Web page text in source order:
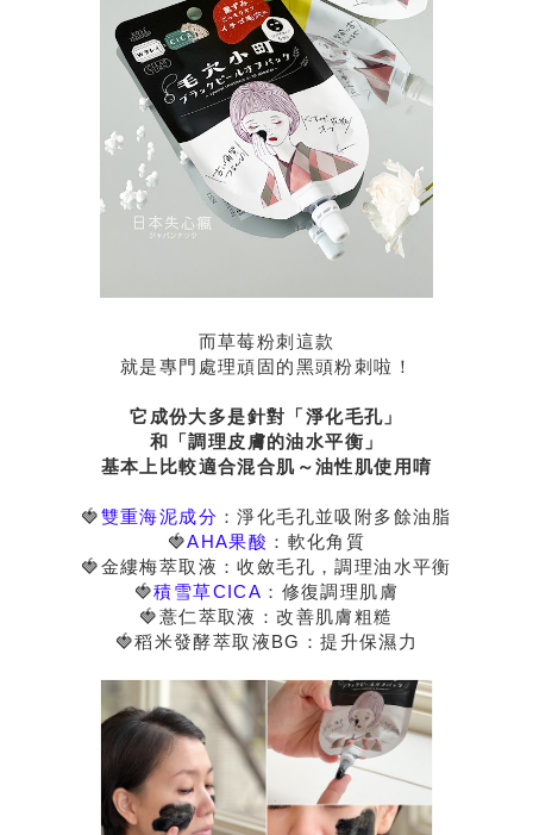
而草莓粉刺這款
就是專門處理頑固的黑頭粉刺啦！
它成份大多是針對「淨化毛孔」
和「調理皮膚的油水平衡」
基本上比較適合混合肌～油性肌使用唷
🍓雙重海泥成分 ：淨化毛孔並吸附多餘油脂
🍓AHA果酸 ：軟化角質
🍓金縷梅萃取液：收斂毛孔，調理油水平衡
🍓積雪草CICA ：修復調理肌膚
🍓薏仁萃取液：改善肌膚粗糙
🍓稻米發酵萃取液BG：提升保濕力